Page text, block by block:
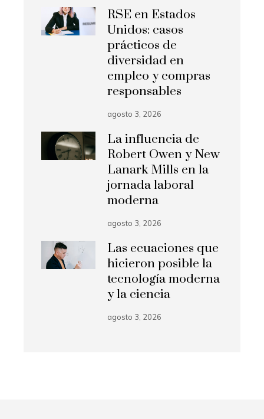
RSE en Estados
Unidos: casos
prácticos de
diversidad en
empleo y compras
responsables
agosto 3, 2026
La influencia de
Robert Owen y New
Lanark Mills en la
jornada laboral
moderna
agosto 3, 2026
Las ecuaciones que
hicieron posible la
tecnología moderna
y la ciencia
agosto 3, 2026